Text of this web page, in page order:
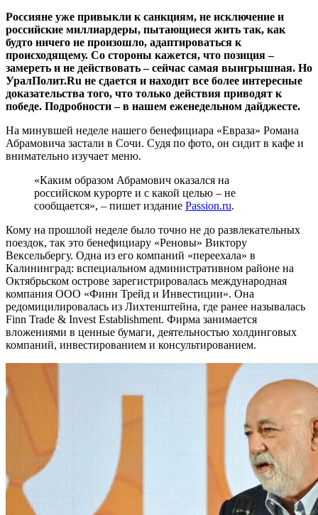
Россияне уже привыкли к санкциям, не исключение и
российские миллиардеры, пытающиеся жить так, как
будто ничего не произошло, адаптироваться к
происходящему. Со стороны кажется, что позиция –
замереть и не действовать – сейчас самая выигрышная. Но
УралПолит.Ru не сдается и находит все более интересные
доказательства того, что только действия приводят к
победе. Подробности – в нашем еженедельном дайджесте.
На минувшей неделе нашего бенефициара «Евраза» Романа
Абрамовича застали в Сочи. Судя по фото, он сидит в кафе и
внимательно изучает меню.
«Каким образом Абрамович оказался на
российском курорте и с какой целью – не
сообщается», – пишет издание Passion.ru.
Кому на прошлой неделе было точно не до развлекательных
поездок, так это бенефициару «Реновы» Виктору
Вексельбергу. Одна из его компаний «переехала» в
Калининград: вспециальном административном районе на
Октябрьском острове зарегистрировалась международная
компания ООО «Финн Трейд и Инвестиции». Она
редомицилировалась из Лихтенштейна, где ранее называлась
Finn Trade & Invest Establishment. Фирма занимается
вложениями в ценные бумаги, деятельностью холдинговых
компаний, инвестированием и консультированием.